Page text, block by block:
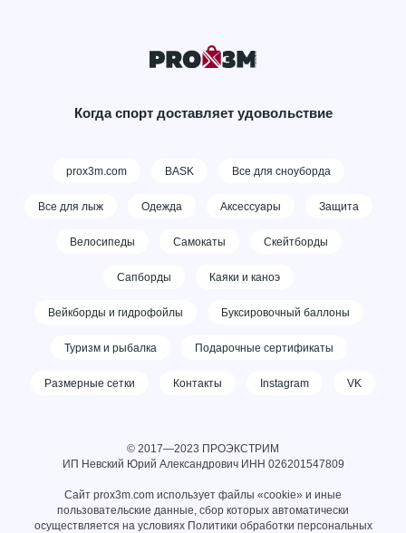
Когда спорт доставляет удовольствие
prox3m.com BASK Все для сноуборда
Все для лыж Одежда Аксессуары Защита
Велосипеды Самокаты Скейтборды
Сапборды Каяки и каноэ
Вейкборды и гидрофойлы Буксировочный баллоны
Туризм и рыбалка Подарочные сертификаты
Размерные сетки Контакты Instagram VK
© 2017—2023 ПРОЭКСТРИМ
ИП Невский Юрий Александрович ИНН 026201547809
Сайт prox3m.com использует файлы «cookie» и иные
пользовательские данные, сбор которых автоматически
осуществляется на условиях Политики обработки персональных